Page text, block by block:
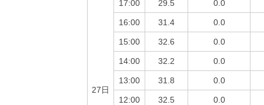
27日
17:00 29.5 0.0
16:00 31.4 0.0
15:00 32.6 0.0
14:00 32.2 0.0
13:00 31.8 0.0
12:00 32.5 0.0